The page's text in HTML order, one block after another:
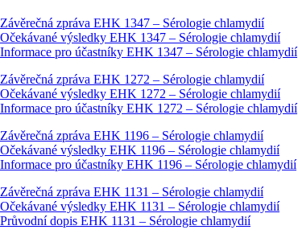
Závěrečná zpráva EHK 1347 – Sérologie chlamydií
Očekávané výsledky EHK 1347 – Sérologie chlamydií
Informace pro účastníky EHK 1347 – Sérologie chlamydií
Závěrečná zpráva EHK 1272 – Sérologie chlamydií
Očekávané výsledky EHK 1272 – Sérologie chlamydií
Informace pro účastníky EHK 1272 – Sérologie chlamydií
Závěrečná zpráva EHK 1196 – Sérologie chlamydií
Očekávané výsledky EHK 1196 – Sérologie chlamydií
Informace pro účastníky EHK 1196 – Sérologie chlamydií
Závěrečná zpráva EHK 1131 – Sérologie chlamydií
Očekávané výsledky EHK 1131 – Sérologie chlamydií
Průvodní dopis EHK 1131 – Sérologie chlamydií